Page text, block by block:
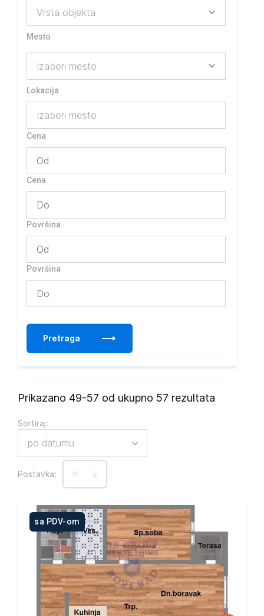
Mesto
Lokacija
Izaberi mesto
Cena
Cena
Površina
Površina
Pretraga
Prikazano 49-57 od ukupno 57 rezultata
Postavka:
Sortiraj:
po datumu
sa PDV-om